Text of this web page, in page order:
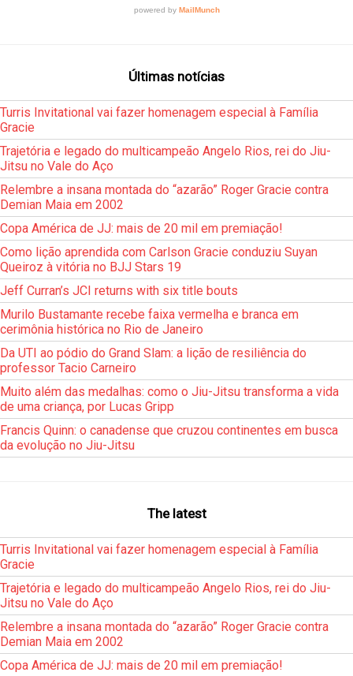
Últimas notícias
Turris Invitational vai fazer homenagem especial à Família
Gracie
Trajetória e legado do multicampeão Angelo Rios, rei do Jiu-
Jitsu no Vale do Aço
Relembre a insana montada do “azarão” Roger Gracie contra
Demian Maia em 2002
Copa América de JJ: mais de 20 mil em premiação!
Como lição aprendida com Carlson Gracie conduziu Suyan
Queiroz à vitória no BJJ Stars 19
Jeff Curran’s JCI returns with six title bouts
Murilo Bustamante recebe faixa vermelha e branca em
cerimônia histórica no Rio de Janeiro
Da UTI ao pódio do Grand Slam: a lição de resiliência do
professor Tacio Carneiro
Muito além das medalhas: como o Jiu-Jitsu transforma a vida
de uma criança, por Lucas Gripp
Francis Quinn: o canadense que cruzou continentes em busca
da evolução no Jiu-Jitsu
The latest
Turris Invitational vai fazer homenagem especial à Família
Gracie
Trajetória e legado do multicampeão Angelo Rios, rei do Jiu-
Jitsu no Vale do Aço
Relembre a insana montada do “azarão” Roger Gracie contra
Demian Maia em 2002
Copa América de JJ: mais de 20 mil em premiação!